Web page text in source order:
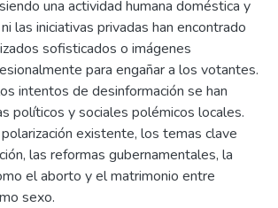
una actividad humana doméstica y
las iniciativas privadas han encontrado
sofisticados o imágenes
para engañar a los votantes.
intentos de desinformación se han
políticos y sociales polémicos locales.
existente, los temas clave
las reformas gubernamentales, la
el aborto y el matrimonio entre
sexo.